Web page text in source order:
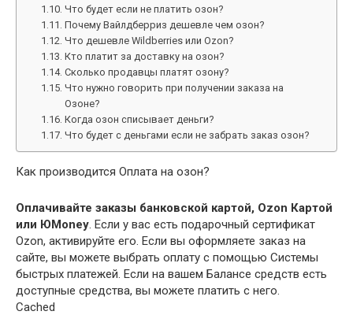
Что будет если не платить озон?
Почему Вайлдберриз дешевле чем озон?
Что дешевле Wildberries или Ozon?
Кто платит за доставку на озон?
Сколько продавцы платят озону?
Что нужно говорить при получении заказа на
Озоне?
Когда озон списывает деньги?
Что будет с деньгами если не забрать заказ озон?
Как производится Оплата на озон?
Оплачивайте заказы банковской картой, Ozon Картой
или ЮMoney. Если у вас есть подарочный сертификат
Ozon, активируйте его. Если вы оформляете заказ на
сайте, вы можете выбрать оплату с помощью Системы
быстрых платежей. Если на вашем Балансе средств есть
доступные средства, вы можете платить с него.
Cached